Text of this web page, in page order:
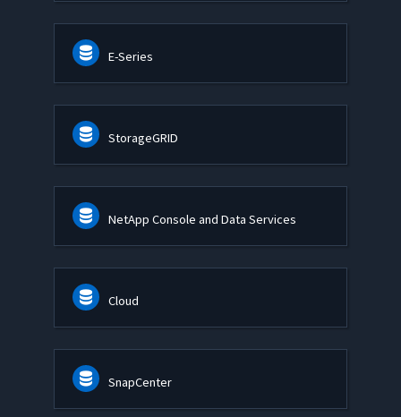
E-Series
StorageGRID
NetApp Console and Data Services
Cloud
SnapCenter